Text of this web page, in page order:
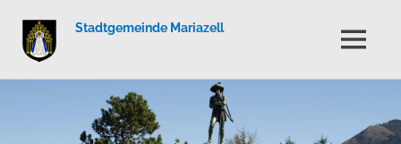
Stadtgemeinde Mariazell
MENÜ